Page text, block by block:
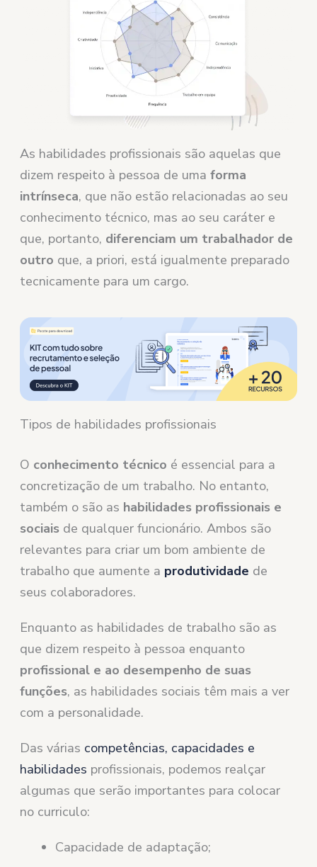
As habilidades profissionais são aquelas que
dizem respeito à pessoa de umaforma
intrínseca, que não estão relacionadas ao seu
conhecimento técnico, mas ao seu caráter e
que, portanto, diferenciam um trabalhador de
outro que, a priori, está igualmente preparado
tecnicamente para um cargo.
Tipos de habilidades profissionais
O conhecimento técnico é essencial para a
concretização de um trabalho. No entanto,
também o são as habilidades profissionais e
sociais de qualquer funcionário. Ambos são
relevantes para criar um bom ambiente de
trabalho que aumente a produtividade de
seus colaboradores.
Enquanto as habilidades de trabalho são as
que dizem respeito à pessoa enquanto
profissional e ao desempenho de suas
funções, as habilidades sociais têm mais a ver
com a personalidade.
Das várias competências, capacidades e
habilidades profissionais, podemos realçar
algumas que serão importantes para colocar
no curriculo:
Capacidade de adaptação;